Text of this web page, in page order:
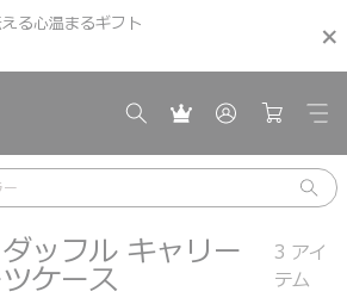
こちら
る心温まるギフト
こちら
ッフル キャリー
ケース
3 アイ
テム